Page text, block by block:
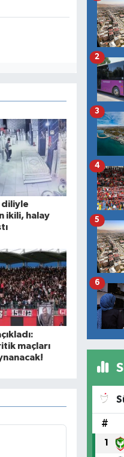
diliyle
ikili, halay
maçları
2
3
4
5
6
#
1